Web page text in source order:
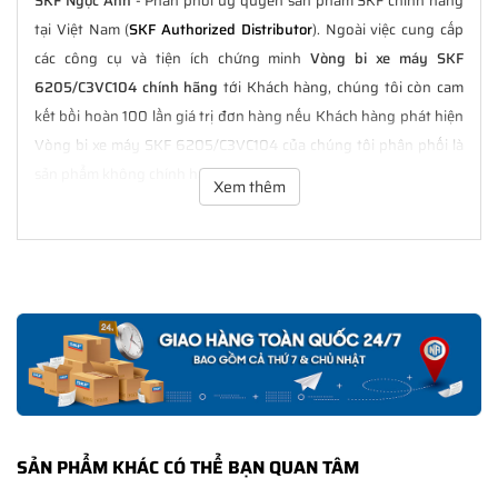
tại Việt Nam (SKF Authorized Distributor). Ngoài việc cung cấp
các công cụ và tiện ích chứng minhVòng bi xe máy SKF
6205/C3VC104 chính hãng tới Khách hàng, chúng tôi còn cam
kết bồi hoàn 100 lần giá trị đơn hàng nếu Khách hàng phát hiện
Vòng bi xe máy SKF 6205/C3VC104 của chúng tôi phân phối là
sản phẩm không chính hãng.
GIÁ BÁN VÒNG BI XE MÁY SKF 6205/C3VC104
luôn là tốt nhất với nhiều ưu đãi kèm theo và các dịch vụ hẫu mãi
sau bán hàng. Chúng tôi cam kết luôn đồng hành cùng Khách
hàng trong suốt quá trình sử dụng các sản phẩm SKF chính
hãng.
CHẾ ĐỘ BẢO HÀNH VÒNG BI XE MÁY SKF
Xem thêm
SẢN PHẨM KHÁC CÓ THỂ BẠN QUAN TÂM